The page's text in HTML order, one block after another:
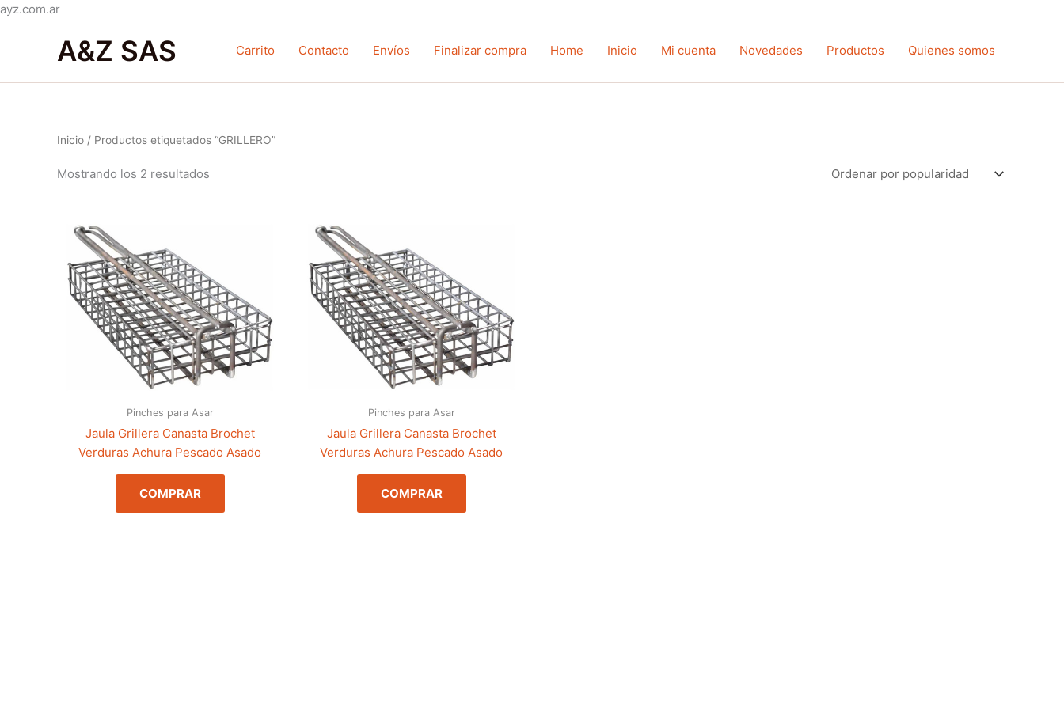
ayz.com.arIr
contenido
A&Z SAS Carrito Contacto Envíos Finalizar compra Home Inicio Mi cuenta Novedades Productos Quienes somos
Inicio / Productos etiquetados “GRILLERO”
Mostrando los 2 resultados
popularidad
Pinches para Asar
Jaula Grillera Canasta Brochet
Verduras Achura Pescado Asado
COMPRAR
Pinches para Asar
Jaula Grillera Canasta Brochet
Verduras Achura Pescado Asado
COMPRAR